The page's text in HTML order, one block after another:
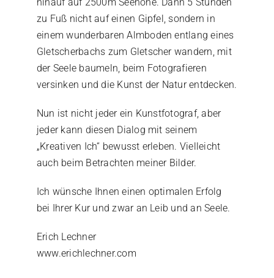
zu Fuß nicht auf einen Gipfel, sondern in
einem wunderbaren Almboden entlang eines
Gletscherbachs zum Gletscher wandern, mit
der Seele baumeln, beim Fotografieren
versinken und die Kunst der Natur entdecken.
Nun ist nicht jeder ein Kunstfotograf, aber
jeder kann diesen Dialog mit seinem
„Kreativen Ich“ bewusst erleben. Vielleicht
auch beim Betrachten meiner Bilder.
Ich wünsche Ihnen einen optimalen Erfolg
bei Ihrer Kur und zwar an Leib und an Seele.
Erich Lechner
www.erichlechner.com